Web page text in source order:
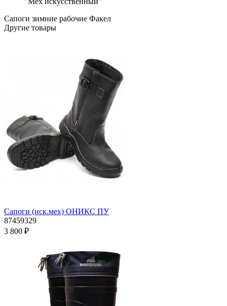
Сапоги зимние рабочие Факел
Другие товары
Сапоги (иск.мех) ОНИКС ПУ
87459329
3 800 ₽